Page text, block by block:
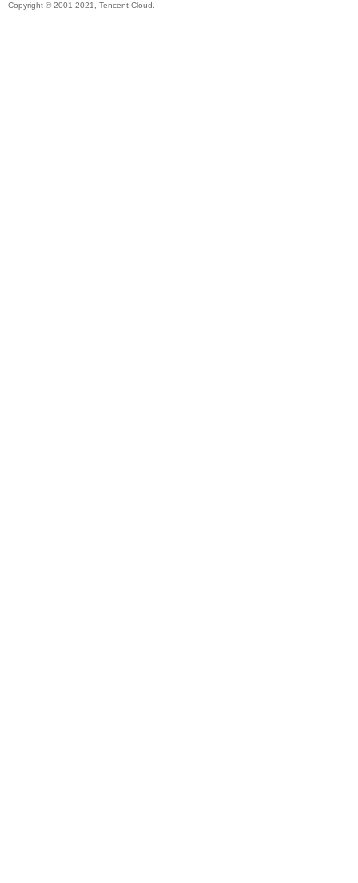
Copyright © 2001-2021, Tencent Cloud.